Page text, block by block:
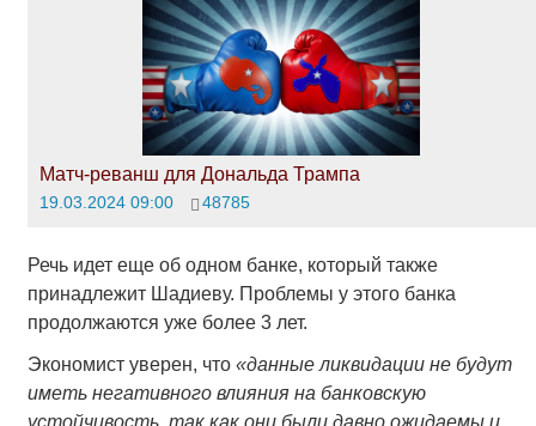
Матч-реванш для Дональда Трампа
19.03.2024 09:00 48785
Речь идет еще об одном банке, который также
принадлежит Шадиеву. Проблемы у этого банка
продолжаются уже более 3 лет.
Экономист уверен, что «данные ликвидации не будут
иметь негативного влияния на банковскую